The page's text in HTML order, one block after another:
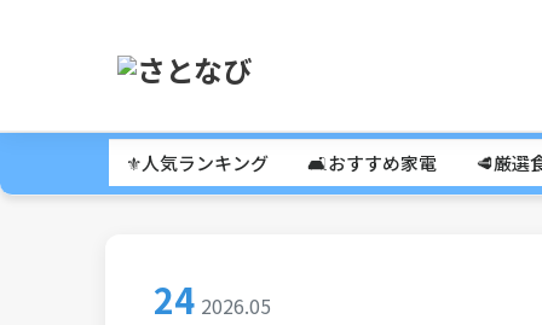
⚜️人気ランキング 🛋️おすすめ家電 🥩厳選
24 2026.05